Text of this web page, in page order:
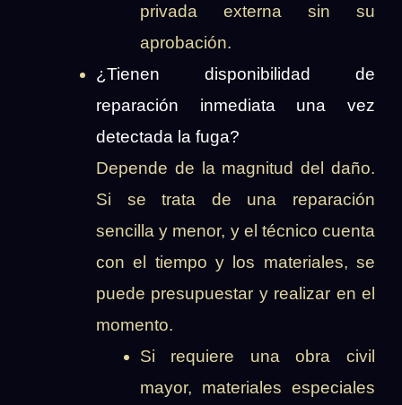
privada externa sin su
aprobación.
¿Tienen disponibilidad de
reparación inmediata una vez
detectada la fuga?
Depende de la magnitud del daño.
Si se trata de una reparación
sencilla y menor, y el técnico cuenta
con el tiempo y los materiales, se
puede presupuestar y realizar en el
momento.
Si requiere una obra civil
mayor, materiales especiales